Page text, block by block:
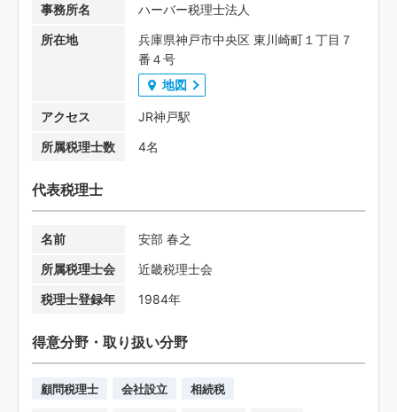
事務所名
ハーバー税理士法人
所在地
兵庫県神戸市中央区 東川崎町１丁目７
番４号
地図
アクセス
JR神戸駅
所属税理士数
4名
代表税理士
名前
安部 春之
所属税理士会
近畿税理士会
税理士登録年
1984年
得意分野・取り扱い分野
顧問税理士 会社設立 相続税